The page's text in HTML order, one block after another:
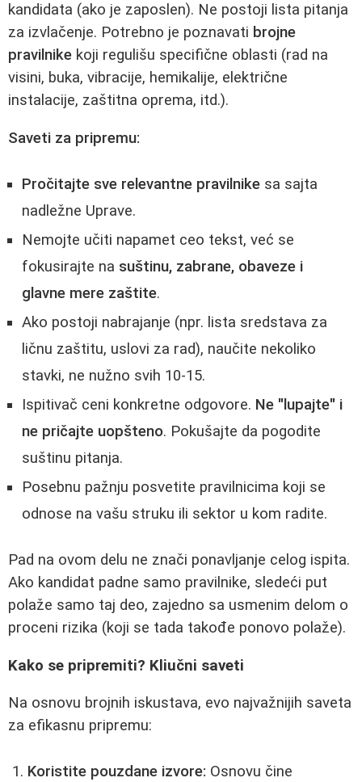
kandidata (ako je zaposlen). Ne postoji lista pitanja
za izvlačenje. Potrebno je poznavati brojne
pravilnike koji regulišu specifične oblasti (rad na
visini, buka, vibracije, hemikalije, električne
instalacije, zaštitna oprema, itd.).
Saveti za pripremu:
Pročitajte sve relevantne pravilnike sa sajta
nadležne Uprave.
Nemojte učiti napamet ceo tekst, već se
fokusirajte na suštinu, zabrane, obaveze i
glavne mere zaštite.
Ako postoji nabrajanje (npr. lista sredstava za
ličnu zaštitu, uslovi za rad), naučite nekoliko
stavki, ne nužno svih 10-15.
Ispitivač ceni konkretne odgovore. Ne "lupajte" i
ne pričajte uopšteno. Pokušajte da pogodite
suštinu pitanja.
Posebnu pažnju posvetite pravilnicima koji se
odnose na vašu struku ili sektor u kom radite.
Pad na ovom delu ne znači ponavljanje celog ispita.
Ako kandidat padne samo pravilnike, sledeći put
polaže samo taj deo, zajedno sa usmenim delom o
proceni rizika (koji se tada takođe ponovo polaže).
Kako se pripremiti? Kliučni saveti
Na osnovu brojnih iskustava, evo najvažnijih saveta
za efikasnu pripremu:
Koristite pouzdane izvore: Osnovu čine